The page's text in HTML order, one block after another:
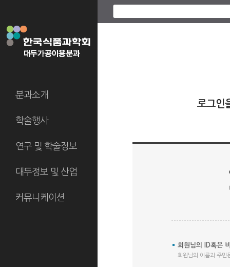
분과소개
학술행사
연구 및 학술정보
대두정보 및 산업
커뮤니케이션
로그인
회원님의 ID혹은
회원님의 이름과 주민